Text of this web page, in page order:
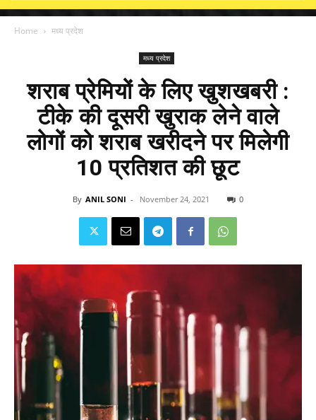
Home मध्य प्रदेश
मध्य प्रदेश
शराब प्रेमियों के लिए खुशखबरी :
टीके की दूसरी खुराक लेने वाले
लोगों को शराब खरीदने पर मिलेगी
10 प्रतिशत की छूट
By ANIL SONI - November 24, 2021 0